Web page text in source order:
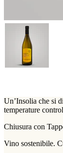
Un’Insolia che si
temperature
Chiusura con
Vino sostenibile.